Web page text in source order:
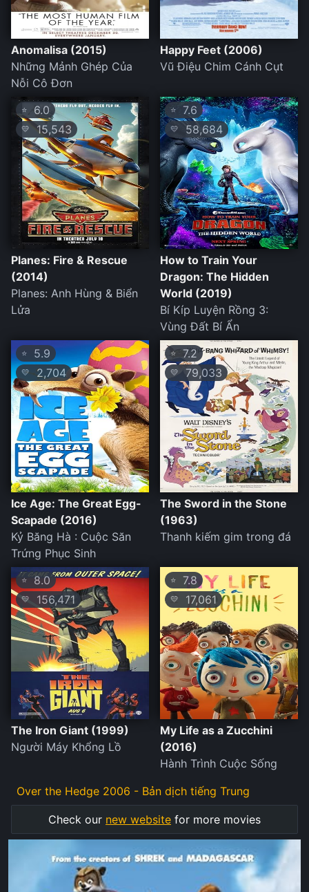
Anomalisa (2015)
Những Mảnh Ghép Của
Nỗi Cô Đơn
Happy Feet (2006)
Vũ Điệu Chim Cánh Cụt
⭐ 6.0
💛 15,543
Planes: Fire & Rescue
(2014)
Planes: Anh Hùng & Biển
Lửa
⭐ 7.6
💛 58,684
How to Train Your
Dragon: The Hidden
World (2019)
Bí Kíp Luyện Rồng 3:
Vùng Đất Bí Ẩn
⭐ 5.9
💛 2,704
Ice Age: The Great Egg-
Scapade (2016)
Kỷ Băng Hà : Cuộc Săn
Trứng Phục Sinh
⭐ 7.2
💛 79,033
The Sword in the Stone
(1963)
Thanh kiếm gim trong đá
⭐ 8.0
💛 156,471
The Iron Giant (1999)
Người Máy Khổng Lồ
⭐ 7.8
💛 17,061
My Life as a Zucchini
(2016)
Hành Trình Cuộc Sống
Over the Hedge 2006 - Bản dịch tiếng Trung
Check our new website for more movies